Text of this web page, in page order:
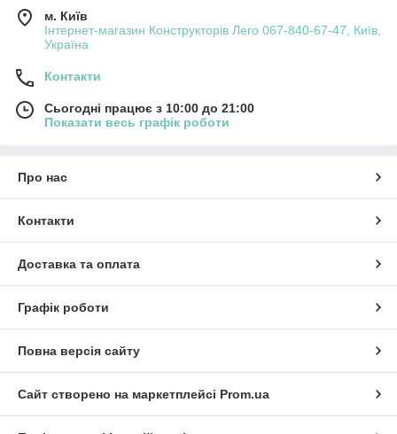
м. Київ
Інтернет-магазин Конструкторів Лего 067-840-67-47, Київ,
Україна
Контакти
Сьогодні працює з 10:00 до 21:00
Показати весь графік роботи
Про нас
Контакти
Доставка та оплата
Графік роботи
Повна версія сайту
Сайт створено на маркетплейсі Prom.ua